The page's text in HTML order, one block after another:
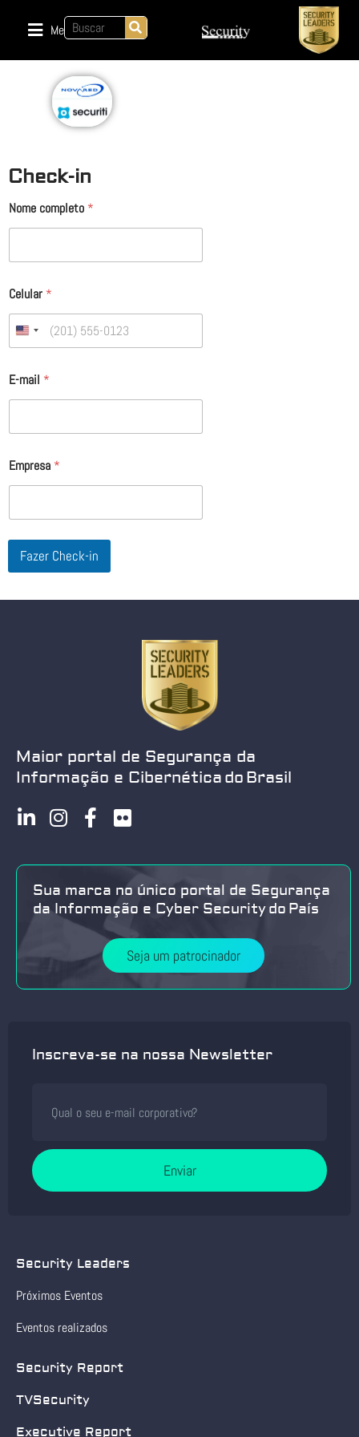
Menu
Check-in
Nome completo *
Celular *
United States +1
E-mail *
Empresa *
Fazer Check-in
Maior portal de Segurança da
Informação e Cibernética do Brasil
Sua marca no único portal de Segurança
da Informação e Cyber Security do País
Seja um patrocinador
Inscreva-se na nossa Newsletter
Enviar
Security Leaders
Próximos Eventos
Eventos realizados
Security Report
TVSecurity
Executive Report